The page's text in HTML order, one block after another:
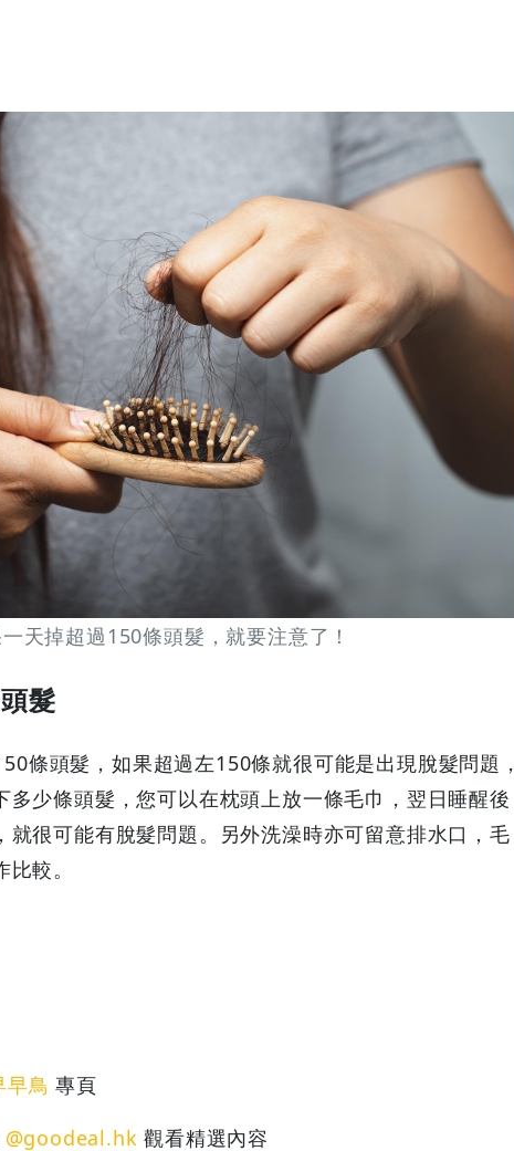
天掉超過150條頭髮，就要注意了！
髮
條頭髮，如果超過左150條就很可能是出現脫髮問題，
多少條頭髮，您可以在枕頭上放一條毛巾，翌日睡醒後
就很可能有脫髮問題。另外洗澡時亦可留意排水口，毛
較。
鳥 專頁
@goodeal.hk 觀看精選內容